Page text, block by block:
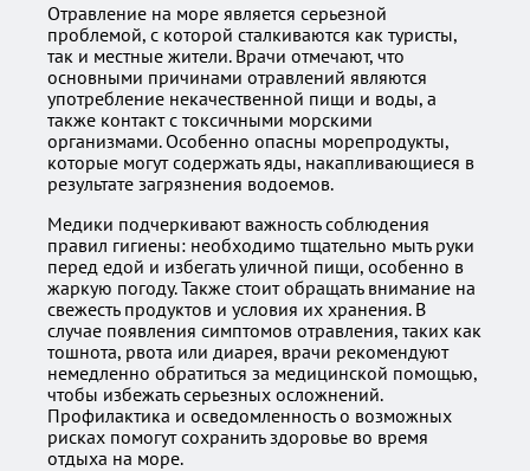
Отравление на море является серьезной
проблемой, с которой сталкиваются как туристы,
так и местные жители. Врачи отмечают, что
основными причинами отравлений являются
употребление некачественной пищи и воды, а
также контакт с токсичными морскими
организмами. Особенно опасны морепродукты,
которые могут содержать яды, накапливающиеся в
результате загрязнения водоемов.
Медики подчеркивают важность соблюдения
правил гигиены: необходимо тщательно мыть руки
перед едой и избегать уличной пищи, особенно в
жаркую погоду. Также стоит обращать внимание на
свежесть продуктов и условия их хранения. В
случае появления симптомов отравления, таких как
тошнота, рвота или диарея, врачи рекомендуют
немедленно обратиться за медицинской помощью,
чтобы избежать серьезных осложнений.
Профилактика и осведомленность о возможных
рисках помогут сохранить здоровье во время
отдыха на море.